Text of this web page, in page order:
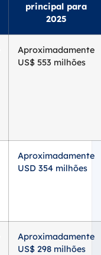
principal para
2025
Aproximadamente
US$ 553 milhões
Aproximadamente
USD 354 milhões
Aproximadamente
US$ 298 milhões